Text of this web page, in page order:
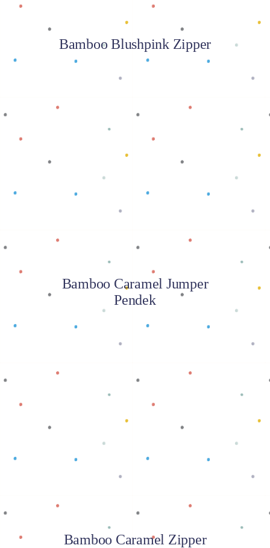
Bamboo Blushpink Zipper
Bamboo Caramel Jumper
Pendek
Baca selengkapnya
Bamboo Caramel Zipper